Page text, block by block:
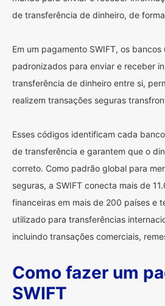
de transferência de dinheiro, de
Em um pagamento SWIFT, os
padronizados para enviar e receber
transferência de dinheiro entre si,
realizem transações seguras
Esses códigos identificam cada
de transferência e garantem que o
correto. Como padrão global para
seguras, a SWIFT conecta mais de
financeiras em mais de 200 países e
utilizado para transferências
incluindo transações comerciais,
Como fazer um
SWIFT